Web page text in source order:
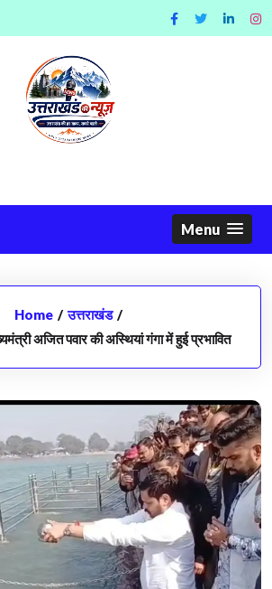
Menu
Home / उत्तराखंड /
अजित पवार की अस्थियां गंगा में हुई प्रभावित